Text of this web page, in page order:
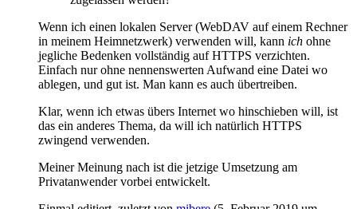
Wenn ich einen lokalen Server (WebDAV auf einem Rechner
in meinem Heimnetzwerk) verwenden will, kann ich ohne
jegliche Bedenken vollständig auf HTTPS verzichten.
Einfach nur ohne nennenswerten Aufwand eine Datei wo
ablegen, und gut ist. Man kann es auch übertreiben.
Klar, wenn ich etwas übers Internet wo hinschieben will, ist
das ein anderes Thema, da will ich natürlich HTTPS
zwingend verwenden.
Meiner Meinung nach ist die jetzige Umsetzung am
Privatanwender vorbei entwickelt.